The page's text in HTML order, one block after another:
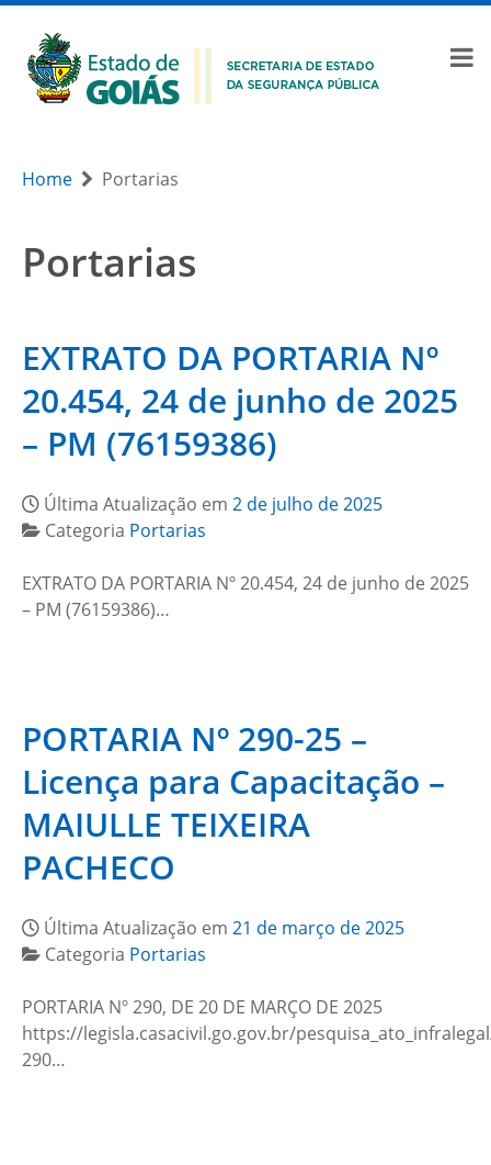
Home Portarias
Portarias
EXTRATO DA PORTARIA Nº
20.454, 24 de junho de 2025
– PM (76159386)
Última Atualização em 2 de julho de 2025
Categoria Portarias
EXTRATO DA PORTARIA Nº 20.454, 24 de junho de 2025
– PM (76159386)…
PORTARIA Nº 290-25 –
Licença para Capacitação –
MAIULLE TEIXEIRA
PACHECO
Última Atualização em 21 de março de 2025
Categoria Portarias
PORTARIA Nº 290, DE 20 DE MARÇO DE 2025
https://legisla.casacivil.go.gov.br/
290…